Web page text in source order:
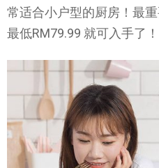
常适合小户型的厨房！最
最低RM79.99 就可入手了！